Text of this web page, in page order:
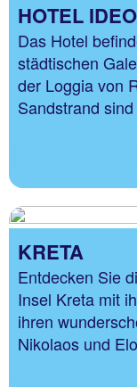
HOTEL
Das Hotel
städtischen
der Loggia von
Sandstrand
KRETA
Entdecken Sie
Insel Kreta mit
ihren
Nikolaos und